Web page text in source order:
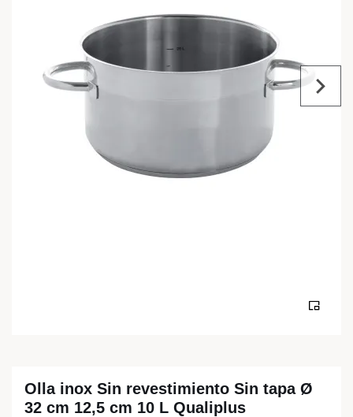
Olla inox Sin revestimiento Sin tapa Ø
32 cm 12,5 cm 10 L Qualiplus